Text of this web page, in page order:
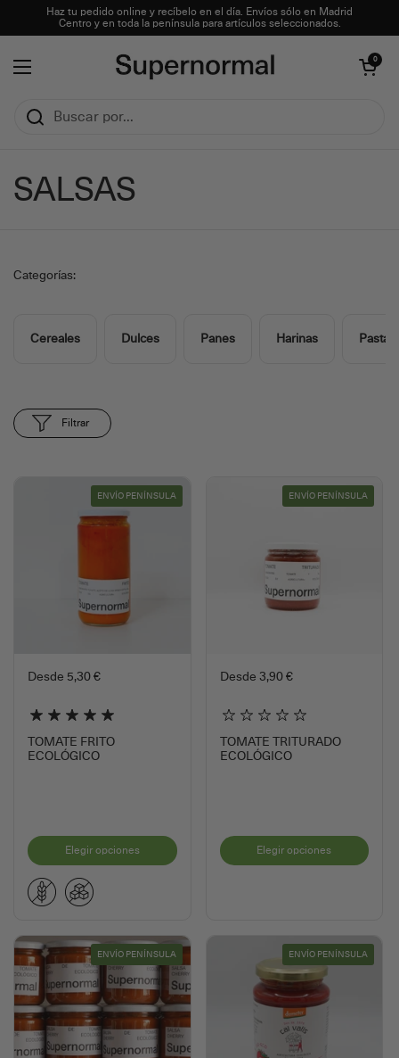
Ir al contenidoHaz tu pedido online y recíbelo en el día. Envíos sólo en Madrid
Centro y en toda la península para artículos seleccionados.
Abrir menú
Abrir carrito
0
SALSAS
Categorías:
Cereales Dulces Panes Harinas Pastas
Filtrar
Desde 5,30 €
TOMATE FRITO
ECOLÓGICO
Elegir opciones
ENVÍO PENÍNSULA
Desde 3,90 €
TOMATE TRITURADO
ECOLÓGICO
Elegir opciones
ENVÍO PENÍNSULA
ENVÍO PENÍNSULA ENVÍO PENÍNSULA